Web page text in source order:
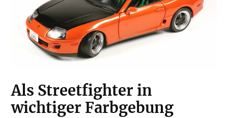
Als Streetfighter in
wichtiger Farbgebung